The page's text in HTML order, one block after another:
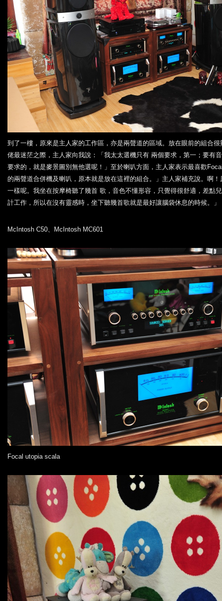
到了一樓，原來是主人家的工作區，亦是兩聲道的區域。放在眼前的組合
佬最迷茫之際，主人家向我說：「我太太選機只有 兩個要求，第一；要有
要求的，就是麥景圖別無他選呢！」至於喇叭方面，主人家表示最喜歡
的兩聲道合併機及喇叭，原本就是放在這裡的組合。」主人家補充說。啊
一樣呢。我坐在按摩椅聽了幾首 歌，音色不懂形容，只覺得很舒適，差點
計工作，所以在沒有靈感時，坐下聽幾首歌就是最好讓腦袋休息的時候。」
McIntosh C50、McIntosh MC601
Focal utopia scala